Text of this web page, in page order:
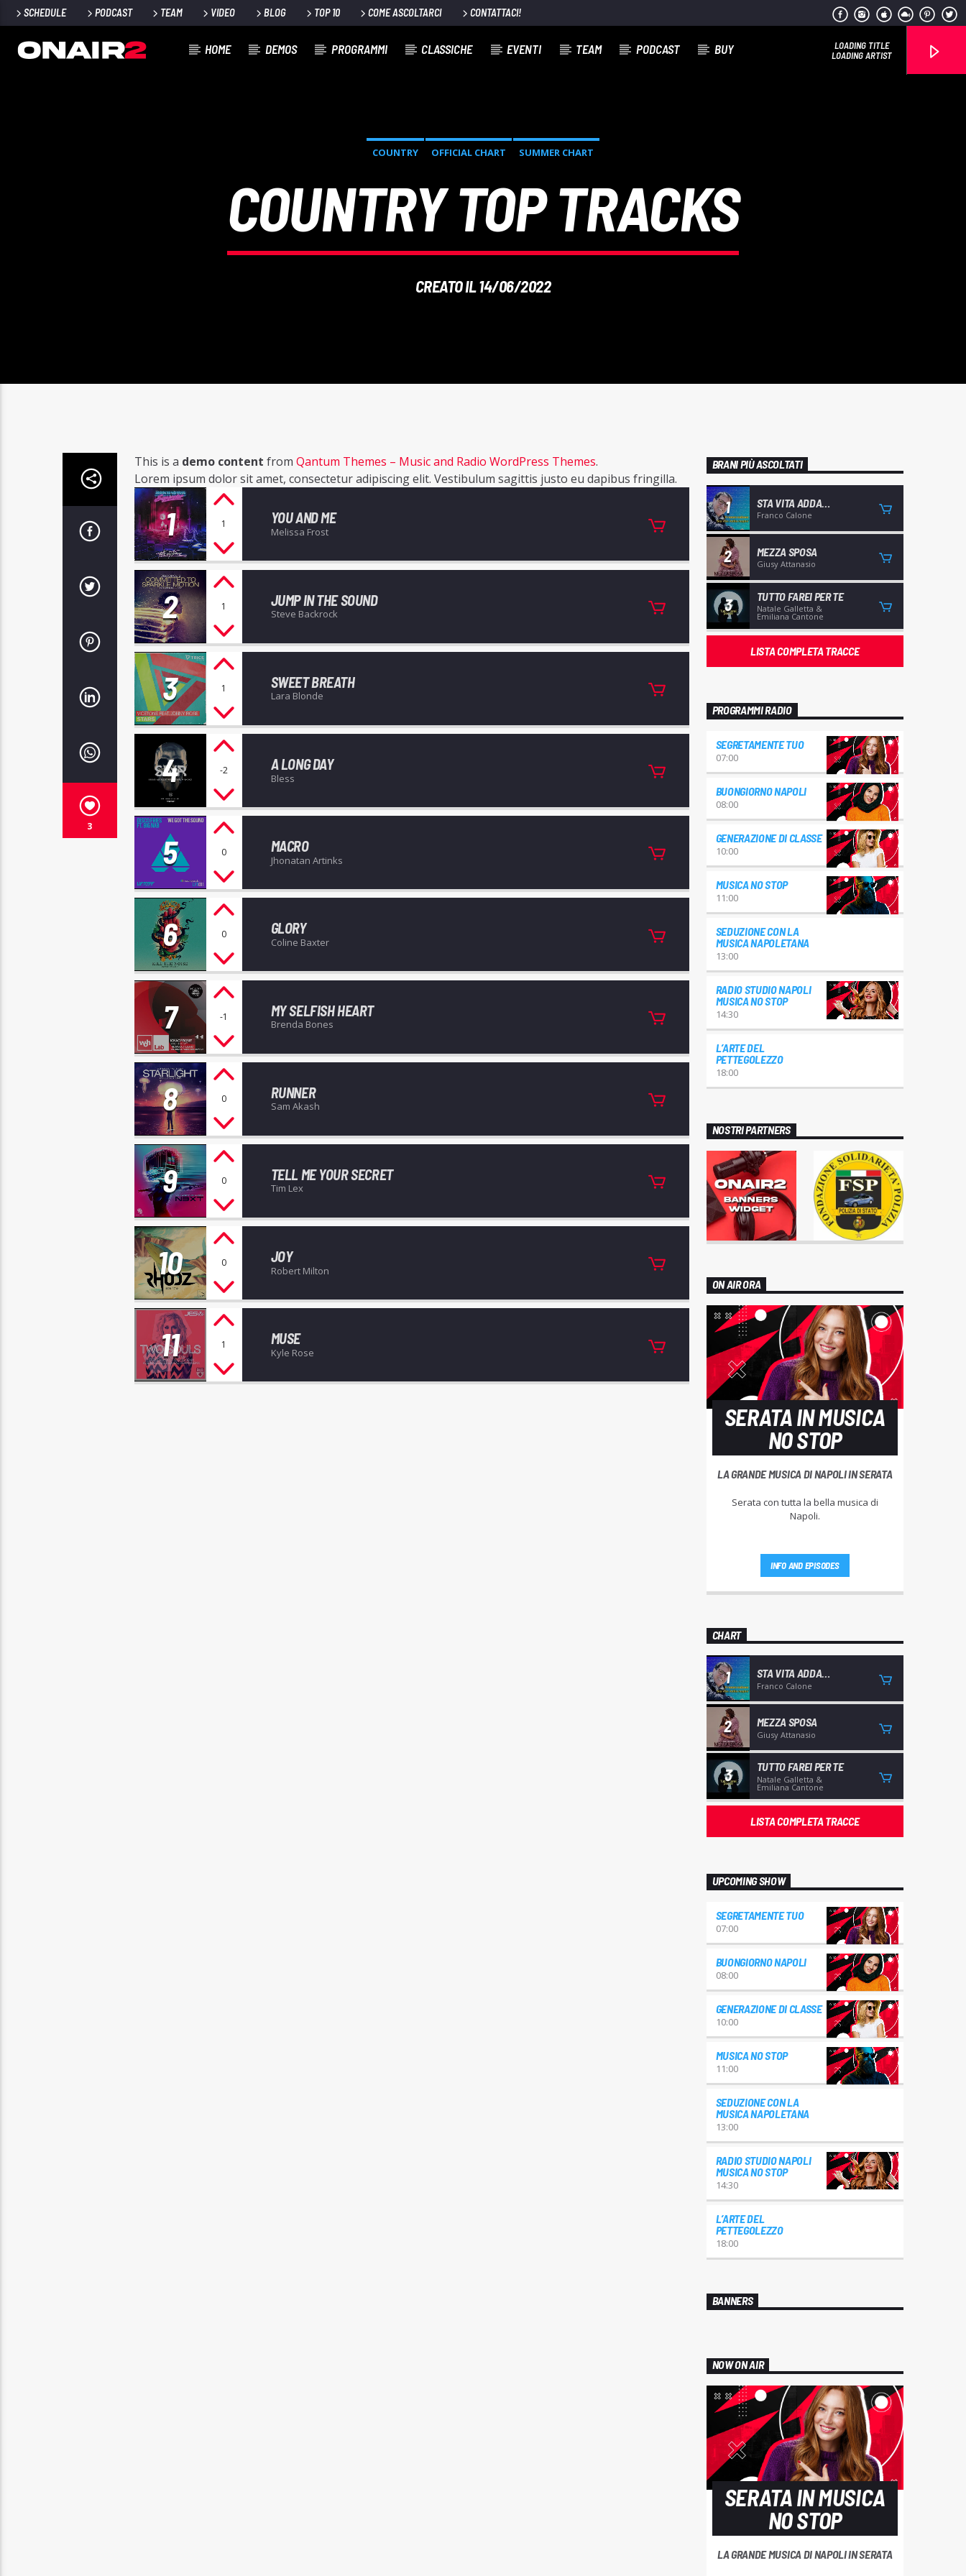
SCHEDULE PODCAST TEAM VIDEO BLOG TOP 10 COME ASCOLTARCI CONTATTACI!
HOME DEMOS PROGRAMMI CLASSICHE EVENTI TEAM PODCAST BUY
LOADING TITLE
LOADING ARTIST
COUNTRY OFFICIAL CHART SUMMER CHART
COUNTRY TOP TRACKS
CREATO IL 14/06/2022
3
This is a demo content from Qantum Themes – Music and Radio WordPress Themes.
Lorem ipsum dolor sit amet, consectetur adipiscing elit. Vestibulum sagittis justo eu dapibus fringilla.
1 1 YOU AND ME
Melissa Frost
2 1 JUMP IN THE SOUND
Steve Backrock
3 1 SWEET BREATH
Lara Blonde
4 -2 A LONG DAY
Bless
5 0 MACRO
Jhonatan Artinks
6 0 GLORY
Coline Baxter
7 -1 MY SELFISH HEART
Brenda Bones
8 0 RUNNER
Sam Akash
9 0 TELL ME YOUR SECRET
Tim Lex
10 0 JOY
Robert Milton
11 1 MUSE
Kyle Rose
BRANI PIÙ ASCOLTATI
1
STA VITA ADDA
CAGNIA'
Franco Calone
2 MEZZA SPOSA
Giusy Attanasio
3 TUTTO FAREI PER TE
Natale Galletta &
Emiliana Cantone
LISTA COMPLETA TRACCE
PROGRAMMI RADIO
SEGRETAMENTE TUO
07:00
BUONGIORNO NAPOLI
08:00
GENERAZIONE DI CLASSE
10:00
MUSICA NO STOP
11:00
SEDUZIONE CON LA
MUSICA NAPOLETANA
13:00
RADIO STUDIO NAPOLI
MUSICA NO STOP
14:30
L’ARTE DEL
PETTEGOLEZZO
18:00
NOSTRI PARTNERS
ON AIR ORA
SERATA IN MUSICA
NO STOP
LA GRANDE MUSICA DI NAPOLI IN SERATA
Serata con tutta la bella musica di
Napoli.
INFO AND EPISODES
CHART
1
STA VITA ADDA
CAGNIA'
Franco Calone
2 MEZZA SPOSA
Giusy Attanasio
3 TUTTO FAREI PER TE
Natale Galletta &
Emiliana Cantone
LISTA COMPLETA TRACCE
UPCOMING SHOW
SEGRETAMENTE TUO
07:00
BUONGIORNO NAPOLI
08:00
GENERAZIONE DI CLASSE
10:00
MUSICA NO STOP
11:00
SEDUZIONE CON LA
MUSICA NAPOLETANA
13:00
RADIO STUDIO NAPOLI
MUSICA NO STOP
14:30
L’ARTE DEL
PETTEGOLEZZO
18:00
BANNERS
NOW ON AIR
SERATA IN MUSICA
NO STOP
LA GRANDE MUSICA DI NAPOLI IN SERATA